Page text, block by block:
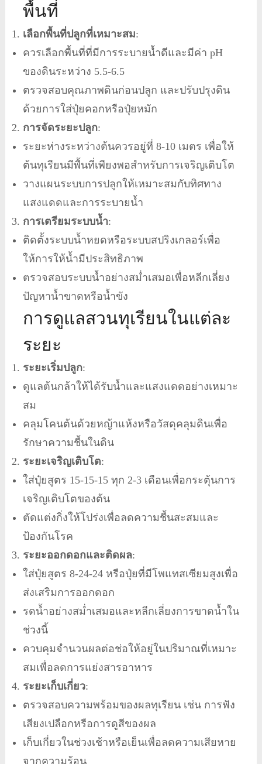
พื้นที่
เลือกพื้นที่ปลูกที่เหมาะสม:
ควรเลือกพื้นที่ที่มีการระบายน้ำดีและมีค่า pH
ของดินระหว่าง 5.5-6.5
ตรวจสอบคุณภาพดินก่อนปลูก และปรับปรุงดิน
ด้วยการใส่ปุ๋ยคอกหรือปุ๋ยหมัก
การจัดระยะปลูก:
ระยะห่างระหว่างต้นควรอยู่ที่ 8-10 เมตร เพื่อให้
ต้นทุเรียนมีพื้นที่เพียงพอสำหรับการเจริญเติบโต
วางแผนระบบการปลูกให้เหมาะสมกับทิศทาง
แสงแดดและการระบายน้ำ
การเตรียมระบบน้ำ:
ติดตั้งระบบน้ำหยดหรือระบบสปริงเกลอร์เพื่อ
ให้การให้น้ำมีประสิทธิภาพ
ตรวจสอบระบบน้ำอย่างสม่ำเสมอเพื่อหลีกเลี่ยง
ปัญหาน้ำขาดหรือน้ำขัง
การดูแลสวนทุเรียนในแต่ละ
ระยะ
ระยะเริ่มปลูก:
ดูแลต้นกล้าให้ได้รับน้ำและแสงแดดอย่างเหมาะ
สม
คลุมโคนต้นด้วยหญ้าแห้งหรือวัสดุคลุมดินเพื่อ
รักษาความชื้นในดิน
ระยะเจริญเติบโต:
ใส่ปุ๋ยสูตร 15-15-15 ทุก 2-3 เดือนเพื่อกระตุ้นการ
เจริญเติบโตของต้น
ตัดแต่งกิ่งให้โปร่งเพื่อลดความชื้นสะสมและ
ป้องกันโรค
ระยะออกดอกและติดผล:
ใส่ปุ๋ยสูตร 8-24-24 หรือปุ๋ยที่มีโพแทสเซียมสูงเพื่อ
ส่งเสริมการออกดอก
รดน้ำอย่างสม่ำเสมอและหลีกเลี่ยงการขาดน้ำใน
ช่วงนี้
ควบคุมจำนวนผลต่อช่อให้อยู่ในปริมาณที่เหมาะ
สมเพื่อลดการแย่งสารอาหาร
ระยะเก็บเกี่ยว:
ตรวจสอบความพร้อมของผลทุเรียน เช่น การฟัง
เสียงเปลือกหรือการดูสีของผล
เก็บเกี่ยวในช่วงเช้าหรือเย็นเพื่อลดความเสียหาย
จากความร้อน